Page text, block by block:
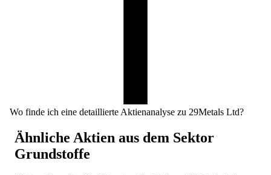
Wo finde ich eine detaillierte Aktienanalyse zu 29Metals Ltd?
Ähnliche Aktien aus dem Sektor
Grundstoffe